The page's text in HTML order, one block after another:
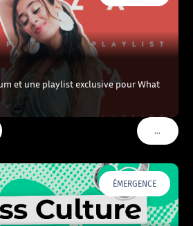
et une playlist exclusive pour What
…VOIR
ÉMERGENCE